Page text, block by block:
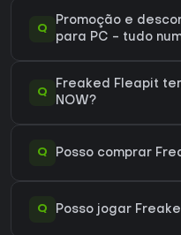
Q
Promoção e
para PC - tudo
Q
Freaked Fleapit
NOW?
Q Posso comprar
Q Posso jogar